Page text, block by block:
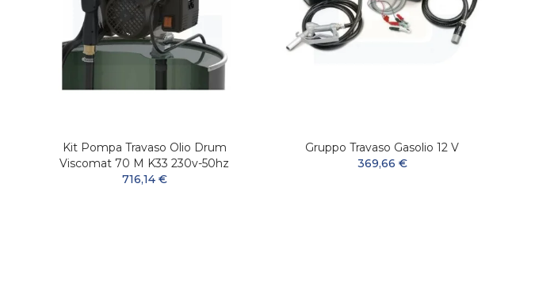
Kit Pompa Travaso Olio Drum
Viscomat 70 M K33 230v-50hz
716,14 €
Gruppo Travaso Gasolio 12 V
369,66 €